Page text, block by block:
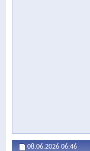
08.06.2026 06:46